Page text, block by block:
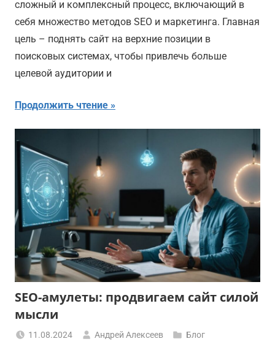
сложный и комплексный процесс, включающий в
себя множество методов SEO и маркетинга. Главная
цель – поднять сайт на верхние позиции в
поисковых системах, чтобы привлечь больше
целевой аудитории и
Продолжить чтение
SEO-амулеты: продвигаем сайт силой
мысли
11.08.2024 Андрей Алексеев Блог